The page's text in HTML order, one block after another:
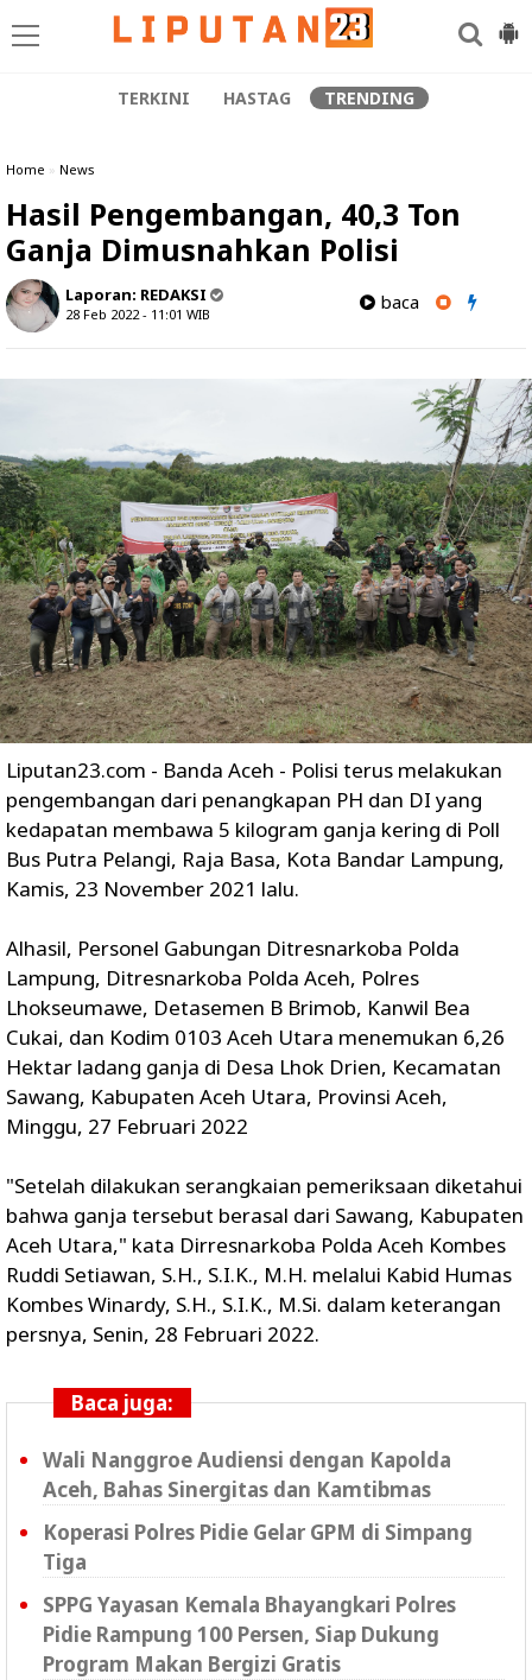
TERKINI HASTAG TRENDING
Home » News
Hasil Pengembangan, 40,3 Ton
Ganja Dimusnahkan Polisi
Laporan: REDAKSI
28 Feb 2022 - 11:01 WIB
baca
Liputan23.com - Banda Aceh - Polisi terus melakukan
pengembangan dari penangkapan PH dan DI yang
kedapatan membawa 5 kilogram ganja kering di Poll
Bus Putra Pelangi, Raja Basa, Kota Bandar Lampung,
Kamis, 23 November 2021 lalu.
Alhasil, Personel Gabungan Ditresnarkoba Polda
Lampung, Ditresnarkoba Polda Aceh, Polres
Lhokseumawe, Detasemen B Brimob, Kanwil Bea
Cukai, dan Kodim 0103 Aceh Utara menemukan 6,26
Hektar ladang ganja di Desa Lhok Drien, Kecamatan
Sawang, Kabupaten Aceh Utara, Provinsi Aceh,
Minggu, 27 Februari 2022
"Setelah dilakukan serangkaian pemeriksaan diketahui
bahwa ganja tersebut berasal dari Sawang, Kabupaten
Aceh Utara," kata Dirresnarkoba Polda Aceh Kombes
Ruddi Setiawan, S.H., S.I.K., M.H. melalui Kabid Humas
Kombes Winardy, S.H., S.I.K., M.Si. dalam keterangan
persnya, Senin, 28 Februari 2022.
Baca juga:
Wali Nanggroe Audiensi dengan Kapolda
Aceh, Bahas Sinergitas dan Kamtibmas
Koperasi Polres Pidie Gelar GPM di Simpang
Tiga
SPPG Yayasan Kemala Bhayangkari Polres
Pidie Rampung 100 Persen, Siap Dukung
Program Makan Bergizi Gratis